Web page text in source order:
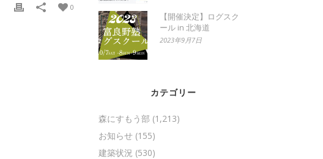
0
【開催決定】ログスク
ール in 北海道
2023年9月7日
カテゴリー
森にすもう部 (1,213)
お知らせ (155)
建築状況 (530)